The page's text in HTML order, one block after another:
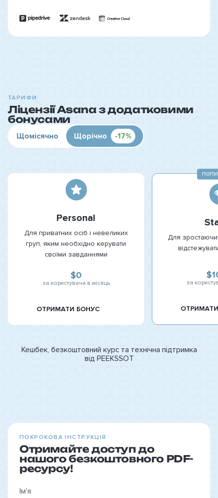
ТАРИФИ
Ліцензії Asana з додатковими
бонусами
Щомісячно Щорічно -17%
Personal
Для приватних осіб і невеликих
груп, яким необхідно керувати
своїми завданнями
$0
за користувача в місяць
ОТРИМАТИ БОНУС
Для
за
Кешбек, безкоштовний курс та технічна підтримка
від PEEKSSOT
ПОКРОКОВА ІНСТРУКЦІЯ
Отримайте доступ до
нашого безкоштовного PDF-
ресурсу!